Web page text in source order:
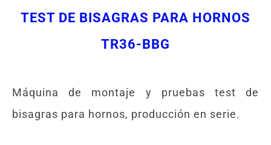
TEST DE BISAGRAS PARA HORNOS
TR36-BBG
Máquina de montaje y pruebas test de
bisagras para hornos, producción en serie.